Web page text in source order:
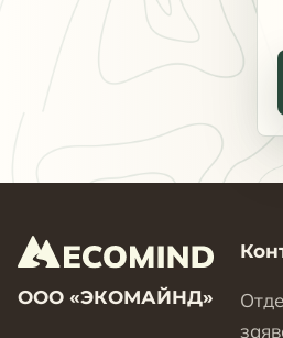
ООО «ЭКОМАЙНД»